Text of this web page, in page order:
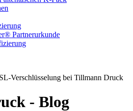
Partnerurkunde
- Blog